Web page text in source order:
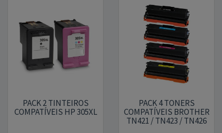
PACK 2 TINTEIROS
COMPATÍVEIS HP 305XL
PACK 4 TONERS
COMPATÍVEIS BROTHER
TN421 / TN423 / TN426